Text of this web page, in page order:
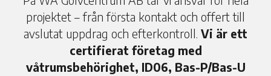
projektet – från första kontakt och offert till
avslutat uppdrag och efterkontroll. Vi är ett
certifierat företag med
våtrumsbehörighet, ID06, Bas-P/Bas-U